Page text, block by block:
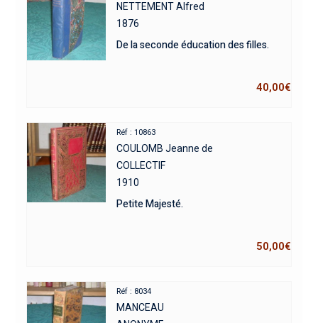
NETTEMENT Alfred
1876
De la seconde éducation des filles.
40,00€
Réf : 10863
COULOMB Jeanne de
COLLECTIF
1910
Petite Majesté.
50,00€
Réf : 8034
MANCEAU